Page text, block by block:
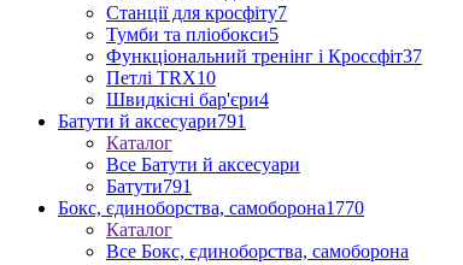
Станції для кросфіту7
Тумби та пліобокси5
Функціональний тренінг і Кроссфіт37
Петлі TRX10
Швидкісні бар'єри4
Батути й аксесуари791
Каталог
Все Батути й аксесуари
Батути791
Бокс, єдиноборства, самоборона1770
Каталог
Все Бокс, єдиноборства, самоборона